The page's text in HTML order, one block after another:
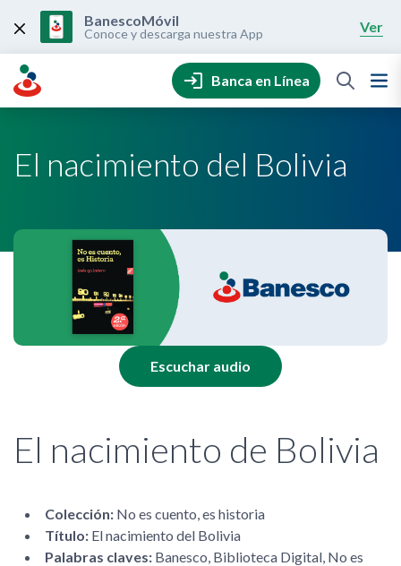
content
BanescoMóvil
Conoce y descarga nuestra App Ver
Banca en Línea
El nacimiento del Bolivia
Escuchar audio
El nacimiento de Bolivia
Colección: No es cuento, es historia
Título: El nacimiento del Bolivia
Palabras claves: Banesco, Biblioteca Digital, No es